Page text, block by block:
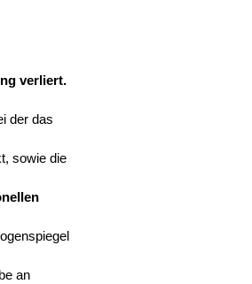
verliert.
der das
sowie die
an